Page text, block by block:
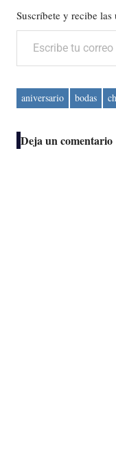
Suscríbete y recibe
Escribe tu correo electrónico…
aniversario bodas
Deja un comentario